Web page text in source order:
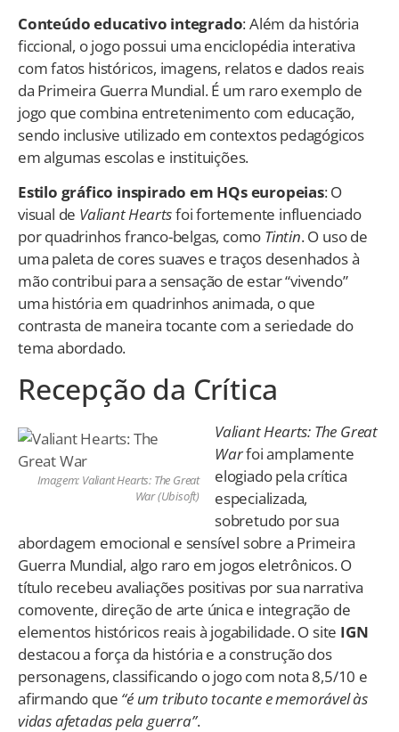
Conteúdo educativo integrado: Além da história
ficcional, o jogo possui uma enciclopédia interativa
com fatos históricos, imagens, relatos e dados reais
da Primeira Guerra Mundial. É um raro exemplo de
jogo que combina entretenimento com educação,
sendo inclusive utilizado em contextos pedagógicos
em algumas escolas e instituições.
Estilo gráfico inspirado em HQs europeias: O
visual de Valiant Heartsfoi fortemente influenciado
por quadrinhos franco-belgas, como Tintin. O uso de
uma paleta de cores suaves e traços desenhados à
mão contribui para a sensação de estar “vivendo”
uma história em quadrinhos animada, o que
contrasta de maneira tocante com a seriedade do
tema abordado.
Recepção da Crítica
Imagem: Valiant Hearts: The Great
War (Ubisoft)
Valiant Hearts: The Great
Warfoi amplamente
elogiado pela crítica
especializada,
sobretudo por sua
abordagem emocional e sensível sobre a Primeira
Guerra Mundial, algo raro em jogos eletrônicos. O
título recebeu avaliações positivas por sua narrativa
comovente, direção de arte única e integração de
elementos históricos reais à jogabilidade. O site IGN
destacou a força da história e a construção dos
personagens, classificando o jogo com nota 8,5/10 e
afirmando que “é um tributo tocante e memorável às
vidas afetadas pela guerra”.